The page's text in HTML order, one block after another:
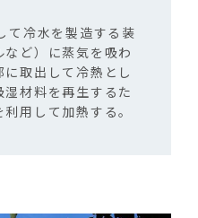
冷水を製造する装
ど）に蒸気を吸わ
取出して冷熱とし
材料を再生するた
用して加熱する。